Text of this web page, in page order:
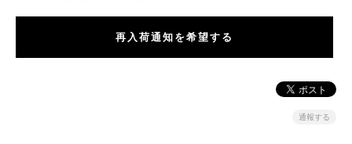
再入荷通知を希望する
通報する